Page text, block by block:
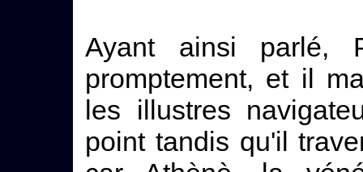
Ayant ainsi parlé,
promptement, et il
les illustres
point tandis qu'il